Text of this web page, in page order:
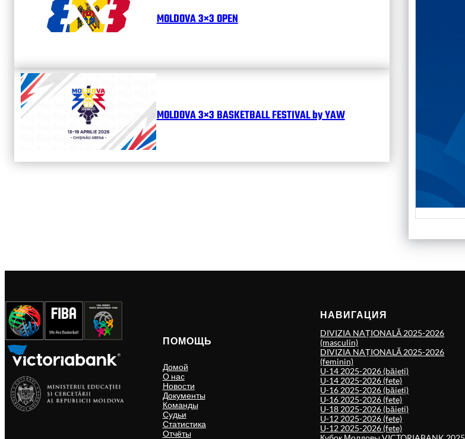
MOLDOVA 3×3 OPEN
MOLDOVA 3×3 BASKETBALL FESTIVAL by YAW
ПОМОЩЬ
Домой
О нас
Новости
Документы
Команды
Судьи
Статистика
Отчёты
НАВИГАЦИЯ
DIVIZIA NAȚIONALĂ 2025-2026
(masculin)
DIVIZIA NAȚIONALĂ 2025-2026
(feminin)
U-14 2025-2026 (băieți)
U-14 2025-2026 (fete)
U-16 2025-2026 (băieți)
U-16 2025-2026 (fete)
U-18 2025-2026 (băieți)
U-12 2025-2026 (fete)
U-12 2025-2026 (fete)